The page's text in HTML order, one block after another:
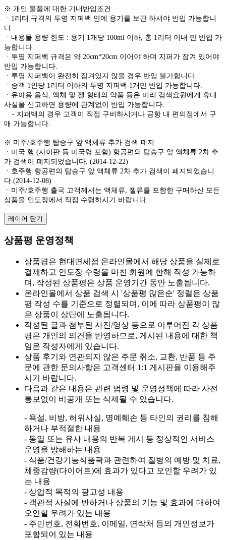
※ 개인 물품에 대한 기내반입조건
ㆍ1리터 규격의 투명 지퍼백 안에 용기를 보관 하셔야 반입 가능합니
다.
ㆍ내용물 용량 한도 : 용기 1개당 100ml 이하, 총 1리터 이내 만 반입 가
능합니다.
ㆍ투명 지퍼백 규격은 약 20cm*20cm 이어야 하며 지퍼가 잠겨 있어야
반입 가능합니다.
ㆍ투명 지퍼백이 완전히 잠겨있지 않을 경우 반입 불가합니다.
ㆍ승객 1인당 1리터 이하의 투명 지퍼백 1개만 반입 가능합니다.
ㆍ유아용 음식, 액체 및 젤 형태의 약품 등은 미리 검색요원에게 휴대
사실을 신고하면 용량에 관계없이 반입 가능합니다.
- 지퍼백의 경우 고객이 직접 구비하시거나 공항 내 편의점에서 구
매 가능합니다.
※ 미주/호주행 탑승구 앞 액체류 추가 검색 폐지
ㆍ미국 행 (사이판 등 미국령 포함) 항공편의 탑승구 앞 액체류 2차 추
가 검색이 폐지되었습니다. (2014-12-22)
ㆍ호주행 항공편의 탑승구 앞 액체류 2차 추가 검색이 폐지되었습니
다.(2014-12-08)
ㆍ미주/호주행 출국 고객께서는 액체류, 젤류를 포함한 구매하신 모든
상품을 인도장에서 직접 수령하시기 바랍니다.
레이어 닫기
상품평 운영정책
상품평은 현대면세점 온라인몰에서 해당 상품을 실제로
결제하고 인도장 수령을 마친 회원에 한해 작성 가능하
며, 작성된 상품평은 상품 운영기간 동안 노출됩니다.
온라인몰에서 상품 검색 시 '상품평 많은순' 정렬은 상품
평 작성 수를 기준으로 정렬되며, 이에 따라 상품평이 많
은 상품이 상단에 노출됩니다.
작성된 글과 첨부된 사진/영상 등으로 이루어진 각 상품
평은 개인의 의견을 반영하므로, 게시된 내용에 대한 책
임은 작성자에게 있습니다.
상품 후기와 연관되지 않은 주문 취소, 교환, 반품 등 주
문에 관한 문의사항은 고객센터 1:1 게시판을 이용해주
시기 바랍니다.
다음과 같은 내용은 관련 법령 및 운영정책에 따라 사전
통보없이 비공개 또는 삭제될 수 있습니다.
- 욕설, 비방, 허위사실, 명예훼손 등 타인의 권리를 침해
하거나 부적절한 내용
- 동일 또는 유사 내용의 반복 게시 등 정상적인 서비스
운영을 방해하는 내용
- 식품/건강기능식품곽과 관련하여 질병의 예방 및 치료,
체중감량(다이어트)에 효과가 있다고 오인할 우려가 있
는 내용
- 상업적 목적의 광고성 내용
- 객관적 사실에 반하거나 상품의 기능 및 효과에 대하여
오인할 우려가 있는 내용
- 주민번호, 전화번호, 이메일, 연락처 등의 개인정보가
포함되어 있는 내용